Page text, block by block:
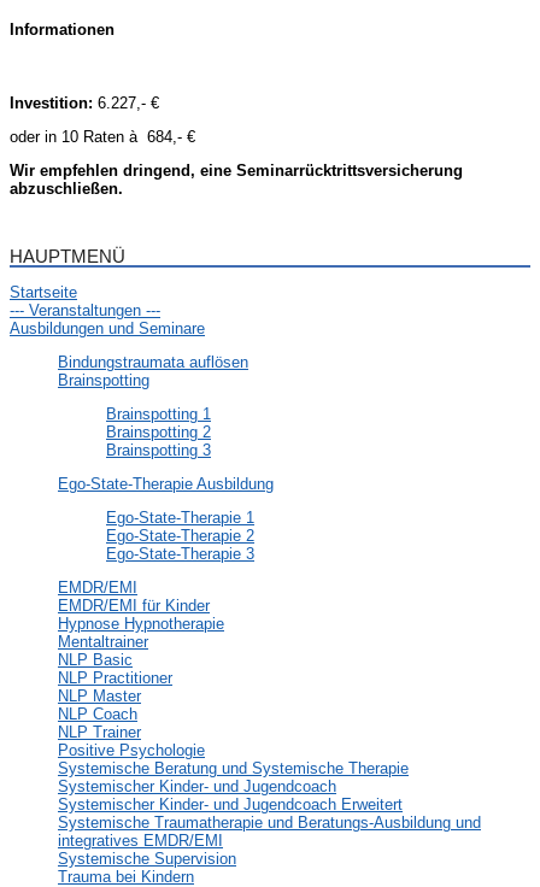
Informationen
Investition: 6.227,- €
oder in 10 Raten à 684,- €
Wir empfehlen dringend, eine Seminarrücktrittsversicherung
abzuschließen.
HAUPTMENÜ
Startseite
--- Veranstaltungen ---
Ausbildungen und Seminare
Bindungstraumata auflösen
Brainspotting
Brainspotting 1
Brainspotting 2
Brainspotting 3
Ego-State-Therapie Ausbildung
Ego-State-Therapie 1
Ego-State-Therapie 2
Ego-State-Therapie 3
EMDR/EMI
EMDR/EMI für Kinder
Hypnose Hypnotherapie
Mentaltrainer
NLP Basic
NLP Practitioner
NLP Master
NLP Coach
NLP Trainer
Positive Psychologie
Systemische Beratung und Systemische Therapie
Systemischer Kinder- und Jugendcoach
Systemischer Kinder- und Jugendcoach Erweitert
Systemische Traumatherapie und Beratungs-Ausbildung und
integratives EMDR/EMI
Systemische Supervision
Trauma bei Kindern